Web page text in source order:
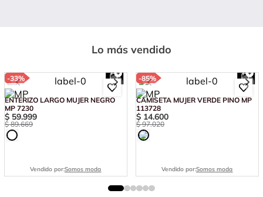
Lo más vendido
-33%
ENTERIZO LARGO MUJER NEGRO
MP 7230
$ 59.999
$ 89.669
Vendido por:Somos moda
-85%
CAMISETA MUJER VERDE PINO MP
113728
$ 14.600
$ 97.020
Vendido por:Somos moda